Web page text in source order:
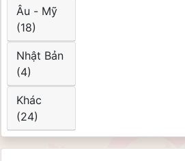
Âu - Mỹ
(18)
Nhật Bản
(4)
Khác
(24)